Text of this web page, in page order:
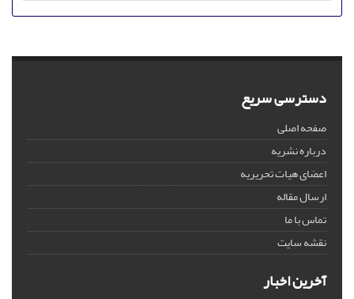
دسترسی سریع
صفحه اصلی
درباره نشریه
اعضای هیات تحریریه
ارسال مقاله
تماس با ما
نقشه سایت
آخرین اخبار